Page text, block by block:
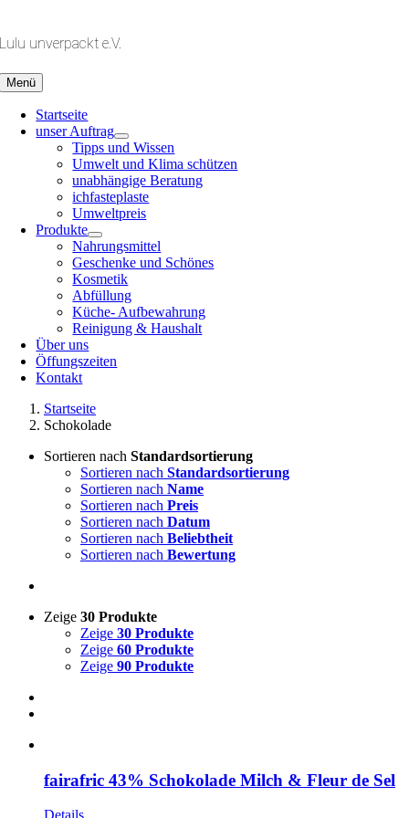
springen
Lulu unverpackt e.V.
Menü
Startseite
unser Auftrag
Tipps und Wissen
Umwelt und Klima schützen
unabhängige Beratung
ichfasteplaste
Umweltpreis
Produkte
Nahrungsmittel
Geschenke und Schönes
Kosmetik
Abfüllung
Küche- Aufbewahrung
Reinigung & Haushalt
Über uns
Öffungszeiten
Kontakt
Startseite
Schokolade
Sortieren nach Standardsortierung
Sortieren nach Standardsortierung
Sortieren nach Name
Sortieren nach Preis
Sortieren nach Datum
Sortieren nach Beliebtheit
Sortieren nach Bewertung
Zeige 30 Produkte
Zeige 30 Produkte
Zeige 60 Produkte
Zeige 90 Produkte
fairafric 43% Schokolade Milch & Fleur de Sel